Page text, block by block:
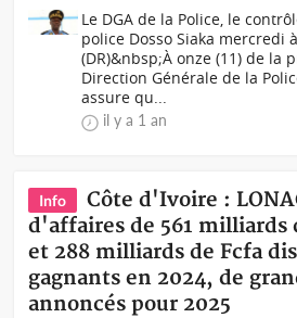
Le DGA de la Police, le
police Dosso Siaka mercredi
(DR)&nbsp;À onze (11) de la
Direction Générale de la
assure qu...
il y a 1 an
Info
Côte d'Ivoire :
d'affaires de 561 milliards
et 288 milliards de Fcfa
gagnants en 2024, de
annoncés pour 2025